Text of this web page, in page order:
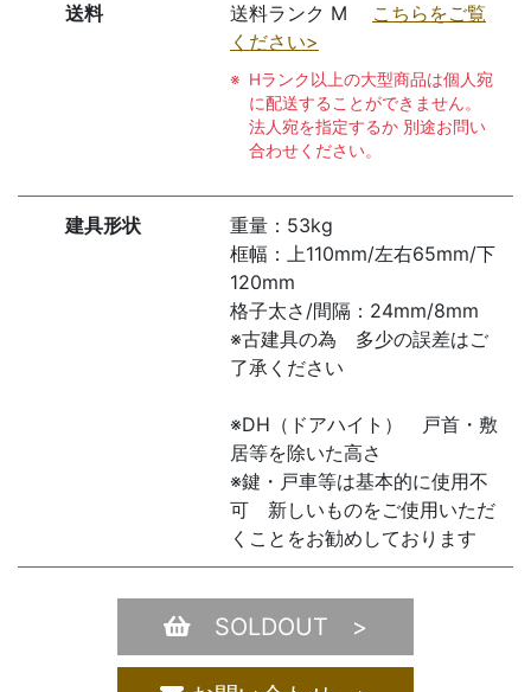
送料 送料ランク M こちらをご覧
ください>
Hランク以上の大型商品は個人宛
に配送することができません。
法人宛を指定するか 別途お問い
合わせください。
建具形状
重量：53kg
框幅：上110mm/左右65mm/下
120mm
格子太さ/間隔：24mm/8mm
※古建具の為 多少の誤差はご
了承ください
※DH（ドアハイト） 戸首・敷
居等を除いた高さ
※鍵・戸車等は基本的に使用不
可 新しいものをご使用いただ
くことをお勧めしております
SOLDOUT >